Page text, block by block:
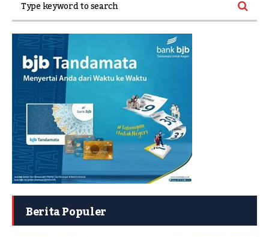
Berita Populer